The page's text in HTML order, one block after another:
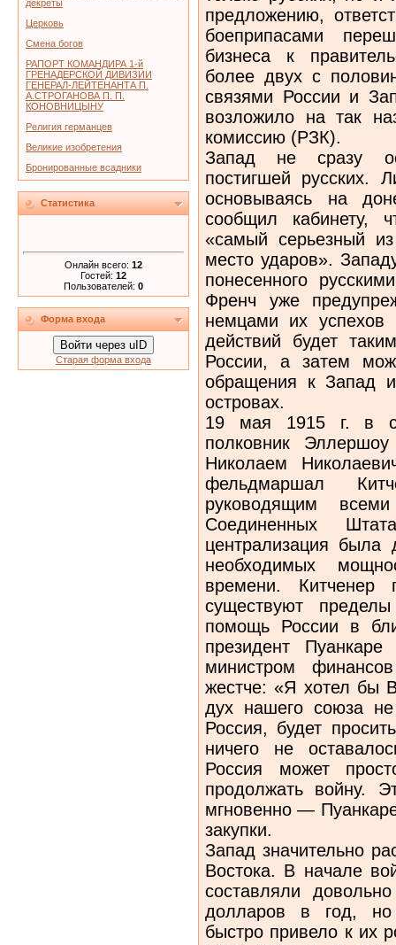
декреты
Церковь
Смена богов
РАПОРТ КОМАНДИРА 1-й
ГРЕНАДЕРСКОЙ ДИВИЗИИ
ГЕНЕРАЛ-ЛЕЙТЕНАНТА П.
А.СТРОГАНОВА П. П.
КОНОВНИЦЫНУ
Религия германцев
Великие изобретения
Бронированные всадники
Статистика
Онлайн всего: 12
Гостей: 12
Пользователей: 0
Форма входа
Войти через uID
Старая форма входа
предложению,
боеприпасами
бизнеса к
более двух с
связями России и
возложило на так
комиссию (РЗК).
Запад не сразу
постигшей русских.
основываясь на
сообщил кабинету,
«самый серьезный
место ударов».
понесенного
Френч уже
немцами их
действий будет
России, а затем
обращения к Запад
островах.
19 мая 1915 г. в
полковник
Николаем
фельдмаршал
руководящим
Соединенных
централизация была
необходимых
времени. Китченер
существуют
помощь России в
президент
министром
жестче: «Я хотел бы
дух нашего союза
Россия, будет
ничего не
Россия может
продолжать войну.
мгновенно —
закупки.
Запад значительно
Востока. В начале
составляли
долларов в год, но
быстро привело к их